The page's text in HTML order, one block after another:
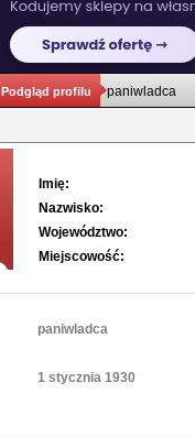
Podgląd profilu paniwladca
Imię:
Nazwisko:
Województwo:
Miejscowość:
paniwladca
1 stycznia 1930